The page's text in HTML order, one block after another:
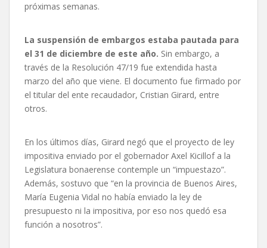
próximas semanas.
La suspensión de embargos estaba pautada para
el 31 de diciembre de este año. Sin embargo, a
través de la Resolución 47/19 fue extendida hasta
marzo del año que viene. El documento fue firmado por
el titular del ente recaudador, Cristian Girard, entre
otros.
En los últimos días, Girard negó que el proyecto de ley
impositiva enviado por el gobernador Axel Kicillof a la
Legislatura bonaerense contemple un “impuestazo”.
Además, sostuvo que “en la provincia de Buenos Aires,
María Eugenia Vidal no había enviado la ley de
presupuesto ni la impositiva, por eso nos quedó esa
función a nosotros”.